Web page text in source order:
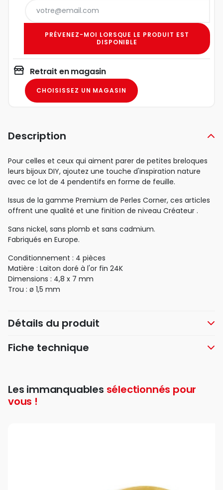
PRÉVENEZ-MOI LORSQUE LE PRODUIT EST
DISPONIBLE
Retrait en magasin
CHOISISSEZ UN MAGASIN
Description
Pour celles et ceux qui aiment parer de petites breloques
leurs bijoux DIY, ajoutez une touche d'inspiration nature
avec ce lot de 4 pendentifs en forme de feuille.
Issus de la gamme Premium de Perles Corner, ces articles
offrent une qualité et une finition de niveau Créateur .
Sans nickel, sans plomb et sans cadmium.
Fabriqués en Europe.
Conditionnement : 4 pièces
Matière : Laiton doré à l'or fin 24K
Dimensions : 4,8 x 7 mm
Trou : ø 1,5 mm
Détails du produit
Fiche technique
Les immanquables sélectionnés pour
vous !